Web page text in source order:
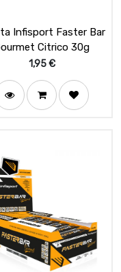
Infisport Faster Bar
Citrico 30g
1,95€